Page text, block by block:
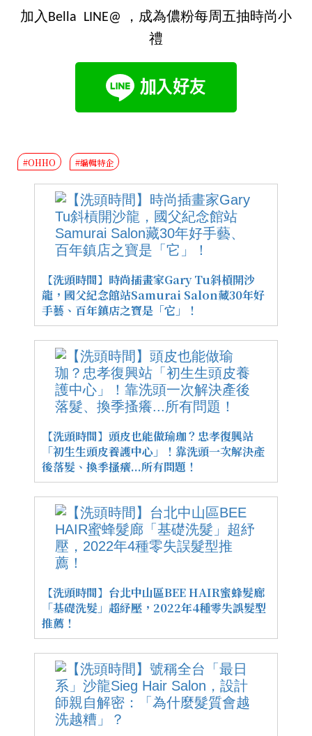
加入Bella LINE@ ，成為儂粉每周五抽時尚小
禮
#OHHO #編輯特企
【洗頭時間】時尚插畫家Gary Tu斜槓開沙
龍，國父紀念館站Samurai Salon藏30年好
手藝、百年鎮店之寶是「它」！
【洗頭時間】頭皮也能做瑜珈？忠孝復興站
「初生生頭皮養護中心」！靠洗頭一次解決產
後落髮、換季搔癢...所有問題！
【洗頭時間】台北中山區BEE HAIR蜜蜂髮廊
「基礎洗髮」超紓壓，2022年4種零失誤髮型
推薦！